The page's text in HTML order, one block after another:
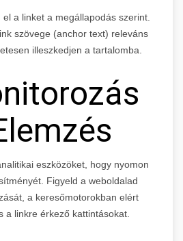
el a linket a megállapodás szerint.
szövege (anchor text) releváns
illeszkedjen a tartalomba.
eszközöket, hogy nyomon
Figyeld a weboldalad
a keresőmotorokban elért
a linkre érkező kattintásokat.